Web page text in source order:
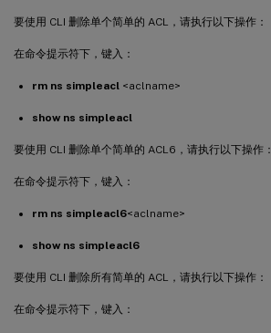
要使用 CLI 删除单个简单的 ACL，请执行以下操作：
在命令提示符下，键入：
rm ns simpleacl <aclname>
show ns simpleacl
要使用 CLI 删除单个简单的 ACL6，请执行以下操作：
在命令提示符下，键入：
rm ns simpleacl6<aclname>
show ns simpleacl6
要使用 CLI 删除所有简单的 ACL，请执行以下操作：
在命令提示符下，键入：